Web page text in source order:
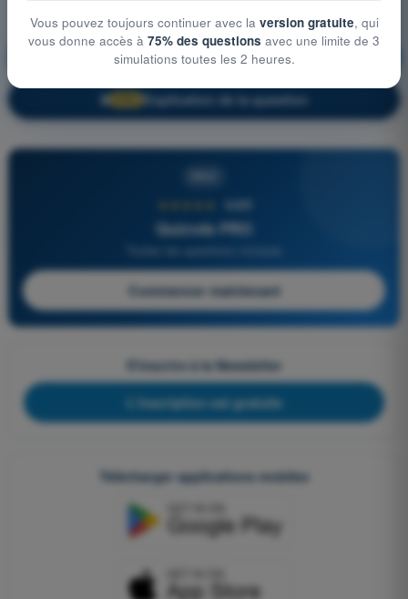
Règlementation S'entraîner !
🔒 Explication de la question
4,6/5
Quizvds PRO
Commencer maintenant
S'inscrire à la Newsletter
L'inscription est gratuite
Télécharger applications mobiles
Vous pouvez toujours continuer avec la version gratuite, qui
vous donne accès à 75% des questions avec une limite de 3
simulations toutes les 2 heures.